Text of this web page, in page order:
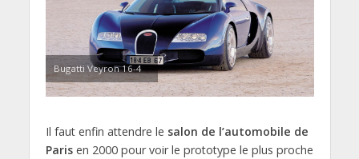
Bugatti Veyron 16-4
Il faut enfin attendre le salon de l’automobile de
Parisen 2000 pour voir le prototype le plus proche